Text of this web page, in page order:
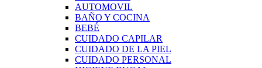
AUTOMOVIL
BAÑO Y COCINA
BEBÉ
CUIDADO CAPILAR
CUIDADO DE LA PIEL
CUIDADO PERSONAL